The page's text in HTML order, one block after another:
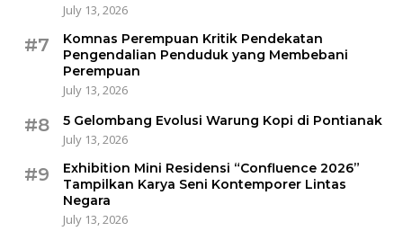
July 13, 2026
#7
Komnas Perempuan Kritik Pendekatan
Pengendalian Penduduk yang Membebani
Perempuan
July 13, 2026
#8
5 Gelombang Evolusi Warung Kopi di Pontianak
July 13, 2026
#9
Exhibition Mini Residensi “Confluence 2026”
Tampilkan Karya Seni Kontemporer Lintas
Negara
July 13, 2026